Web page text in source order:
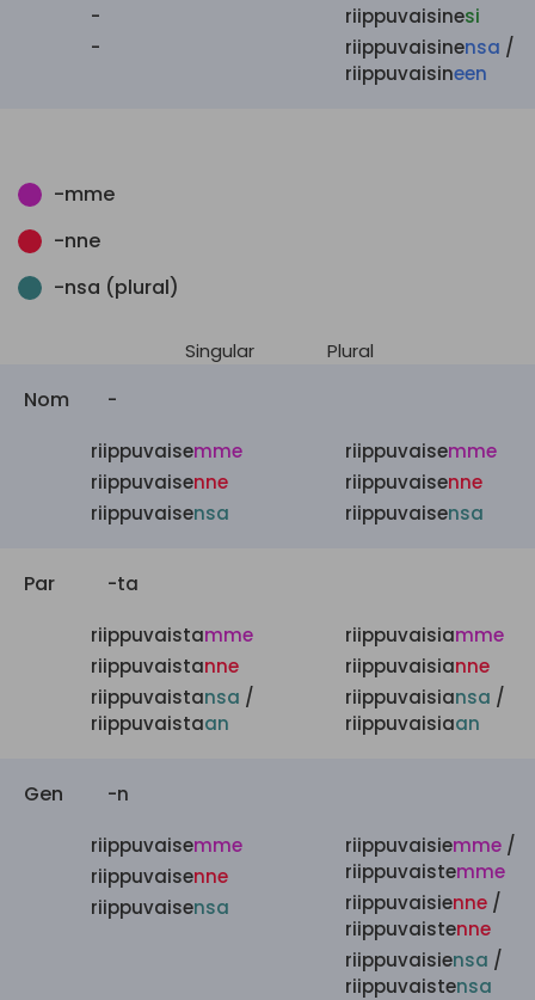
-
-
riippuvaisinesi
riippuvaisinensa /
riippuvaisineen
-mme
-nne
-nsa (plural)
Singular Plural
Nom -
riippuvaisemme
riippuvaisenne
riippuvaisensa
riippuvaisemme
riippuvaisenne
riippuvaisensa
Par -ta
riippuvaistamme
riippuvaistanne
riippuvaistansa /
riippuvaistaan
riippuvaisiamme
riippuvaisianne
riippuvaisiansa /
riippuvaisiaan
Gen -n
riippuvaisemme
riippuvaisenne
riippuvaisensa
riippuvaisiemme /
riippuvaistemme
riippuvaisienne /
riippuvaistenne
riippuvaisiensa /
riippuvaistensa